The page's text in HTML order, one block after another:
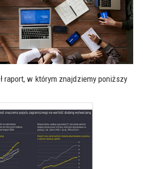
raport, w którym znajdziemy poniższy